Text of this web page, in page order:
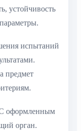
устойчивость
испытаний
предмет
оформленным
орган.